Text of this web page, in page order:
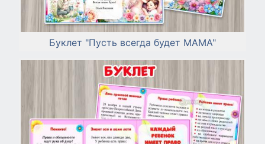
Буклет "Пусть всегда будет МАМА"